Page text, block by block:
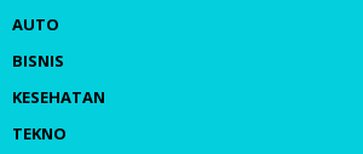
AUTO
BISNIS
KESEHATAN
TEKNO